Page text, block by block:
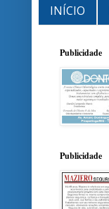
INÍCIO
Publicidade
Publicidade